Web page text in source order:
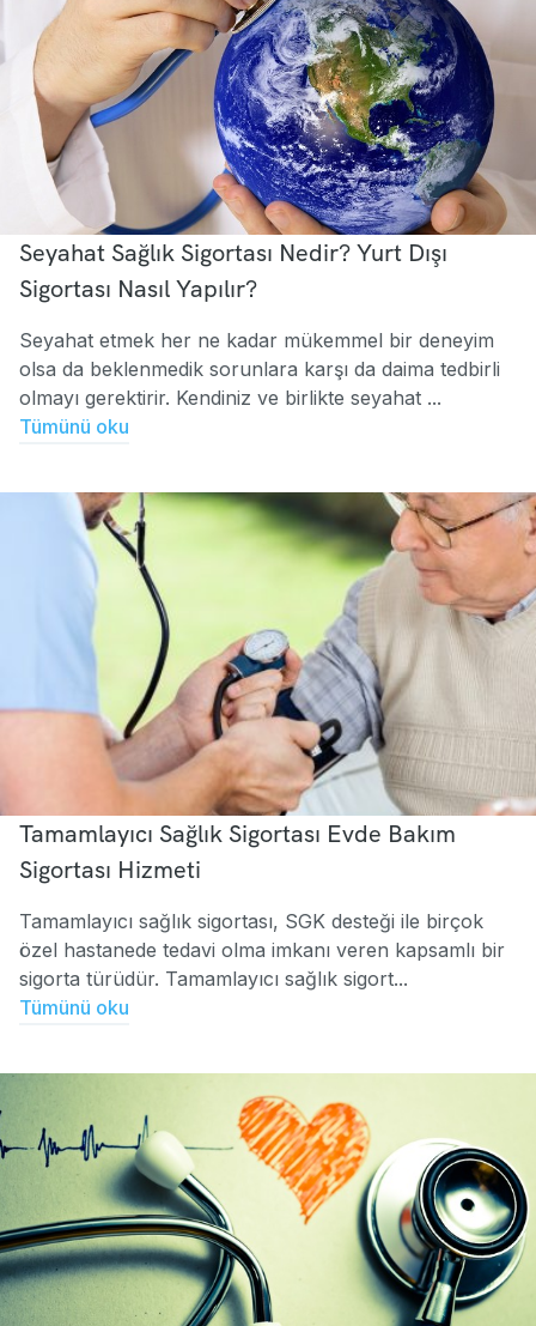
Seyahat Sağlık Sigortası Nedir? Yurt Dışı
Sigortası Nasıl Yapılır?
Seyahat etmek her ne kadar mükemmel bir deneyim
olsa da beklenmedik sorunlara karşı da daima tedbirli
olmayı gerektirir. Kendiniz ve birlikte seyahat ...
Tümünü oku
Tamamlayıcı Sağlık Sigortası Evde Bakım
Sigortası Hizmeti
Tamamlayıcı sağlık sigortası, SGK desteği ile birçok
özel hastanede tedavi olma imkanı veren kapsamlı bir
sigorta türüdür. Tamamlayıcı sağlık sigort...
Tümünü oku